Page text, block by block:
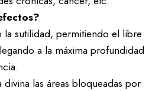
la sutilidad, permitiendo el libre
a la máxima profundidad
divina las áreas bloqueadas por